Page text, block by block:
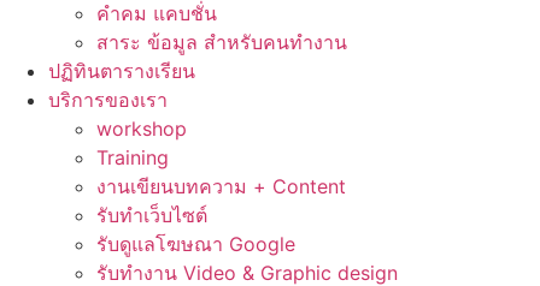
คำคม แคบชั่น
สาระ ข้อมูล สำหรับคนทำงาน
ปฏิทินตารางเรียน
บริการของเรา
workshop
Training
งานเขียนบทความ + Content
รับทำเว็บไซต์
รับดูแลโฆษณา Google
รับทำงาน Video & Graphic design